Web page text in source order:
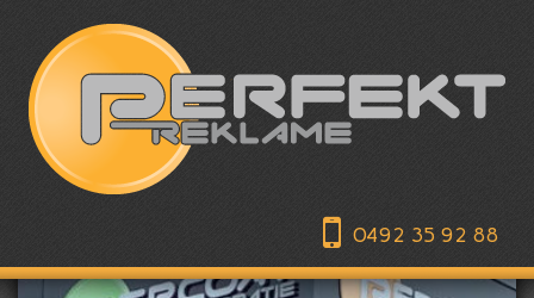
0492 35 92 88